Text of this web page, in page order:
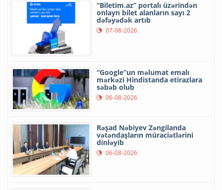
“Biletim.az” portalı üzərindən
onlayn bilet alanların sayı 2
dəfəyədək artıb
07-08-2026
“Google”un məlumat emalı
mərkəzi Hindistanda etirazlara
səbəb olub
06-08-2026
Rəşad Nəbiyev Zəngilanda
vətəndaşların müraciətlərini
dinləyib
06-08-2026